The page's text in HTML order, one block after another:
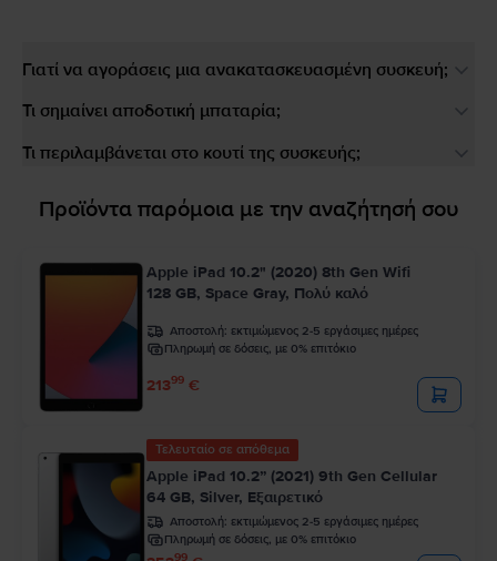
Γιατί να αγοράσεις μια ανακατασκευασμένη συσκευή;
Τι σημαίνει αποδοτική μπαταρία;
Τι περιλαμβάνεται στο κουτί της συσκευής;
Προϊόντα παρόμοια με την αναζήτησή σου
Apple iPad 10.2" (2020) 8th Gen Wifi
128 GB, Space Gray, Πολύ καλό
Αποστολή: εκτιμώμενος 2-5 εργάσιμες ημέρες
Πληρωμή σε δόσεις, με 0% επιτόκιο
21399 €
Τελευταίο σε απόθεμα
Apple iPad 10.2” (2021) 9th Gen Cellular
64 GB, Silver, Εξαιρετικό
Αποστολή: εκτιμώμενος 2-5 εργάσιμες ημέρες
Πληρωμή σε δόσεις, με 0% επιτόκιο
99